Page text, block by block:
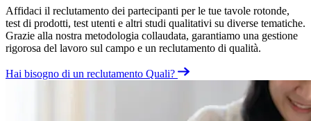
Affidaci il reclutamento dei partecipanti per le tue tavole rotonde,
test di prodotti, test utenti e altri studi qualitativi su diverse tematiche.
Grazie alla nostra metodologia collaudata, garantiamo una gestione
rigorosa del lavoro sul campo e un reclutamento di qualità.
Hai bisogno di un reclutamento Quali?